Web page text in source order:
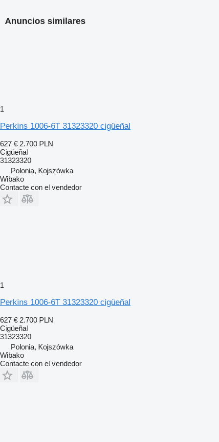
Anuncios similares
1
Perkins 1006-6T 31323320 cigüeñal
627 € 2.700 PLN
Cigüeñal
31323320
Polonia, Kojszówka
Wibako
Contacte con el vendedor
1
Perkins 1006-6T 31323320 cigüeñal
627 € 2.700 PLN
Cigüeñal
31323320
Polonia, Kojszówka
Wibako
Contacte con el vendedor